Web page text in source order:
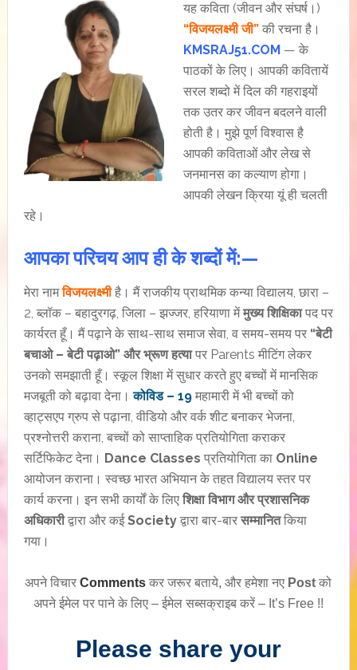
यह कविता (जीवन और संघर्ष।)
“विजयलक्ष्मी जी”की रचना है।
KMSRAJ51.COM— के
पाठकों के लिए। आपकी कवितायें
सरल शब्दो में दिल की गहराइयों
तक उतर कर जीवन बदलने वाली
होती है। मुझे पूर्ण विश्वास है
आपकी कविताओं और लेख से
जनमानस का कल्याण होगा।
आपकी लेखन क्रिया यूं ही चलती
रहे।
आपका परिचय आप ही के शब्दों में:—
मेरा नामविजयलक्ष्मीहै। मैं राजकीय प्राथमिक कन्या विद्यालय, छारा –
2, ब्लॉक – बहादुरगढ़, जिला – झज्जर, हरियाणा मेंमुख्य शिक्षिकापद पर
कार्यरत हूँ। मैं पढ़ाने के साथ-साथ समाज सेवा, व समय-समय पर “बेटी
बचाओ – बेटी पढ़ाओ” और भ्रूण हत्यापर Parents मीटिंग लेकर
उनको समझाती हूँ। स्कूल शिक्षा में सुधार करते हुए बच्चों में मानसिक
मजबूती को बढ़ावा देना।कोविड – 19महामारी में भी बच्चों को
व्हाट्सएप ग्रुप से पढ़ाना, वीडियो और वर्क शीट बनाकर भेजना,
प्रश्नोत्तरी कराना, बच्चों को साप्ताहिक प्रतियोगिता कराकर
सर्टिफिकेट देना। Dance Classes प्रतियोगिता का Online
आयोजन कराना। स्वच्छ भारत अभियान के तहत विद्यालय स्तर पर
कार्य करना। इन सभी कार्यों के लिएशिक्षा विभाग और प्रशासनिक
अधिकारीद्वारा और कईSocietyद्वारा बार-बारसम्मानितकिया
गया।
अपने विचारComments कर जरूर बताये, और हमेशा नए Post को
अपने ईमेल पर पाने के लिए – ईमेल सब्सक्राइब करें – It’s Free !!
Please share your